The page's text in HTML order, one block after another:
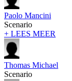
Paolo Mancini
Scenario
+ LEES MEER
Thomas Michael
Scenario